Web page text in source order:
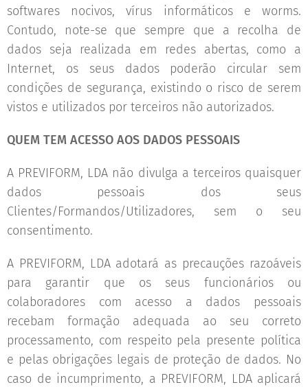
softwares nocivos, vírus informáticos e worms.
Contudo, note-se que sempre que a recolha de
dados seja realizada em redes abertas, como a
Internet, os seus dados poderão circular sem
condições de segurança, existindo o risco de serem
vistos e utilizados por terceiros não autorizados.
QUEM TEM ACESSO AOS DADOS PESSOAIS
A PREVIFORM, LDA não divulga a terceiros quaisquer
dados pessoais dos seus
Clientes/Formandos/Utilizadores, sem o seu
consentimento.
A PREVIFORM, LDA adotará as precauções razoáveis
para garantir que os seus funcionários ou
colaboradores com acesso a dados pessoais
recebam formação adequada ao seu correto
processamento, com respeito pela presente política
e pelas obrigações legais de proteção de dados. No
caso de incumprimento, a PREVIFORM, LDA aplicará